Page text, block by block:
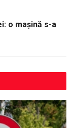
o mașină s-a